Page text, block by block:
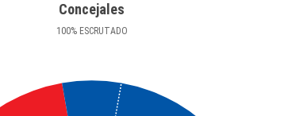
Concejales
100%ESCRUTADO